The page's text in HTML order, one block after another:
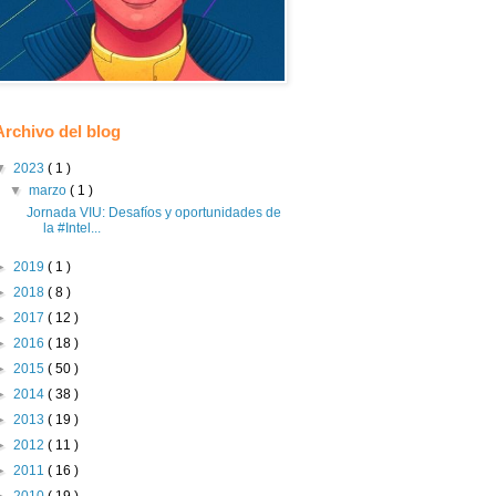
del blog
2023 ( 1 )
▼marzo( 1 )
Jornada VIU: Desafíos y oportunidades de
la #Intel...
2019 ( 1 )
2018 ( 8 )
2017 ( 12 )
2016 ( 18 )
2015 ( 50 )
2014 ( 38 )
2013 ( 19 )
2012 ( 11 )
2011 ( 16 )